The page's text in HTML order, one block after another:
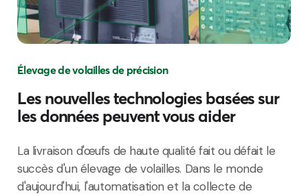
Élevage de volailles de précision
Les nouvelles technologies basées sur
les données peuvent vous aider
La livraison d'œufs de haute qualité faitou défait le
succès d'un élevage devolailles. Dans le monde
d'aujourd'hui, l'automatisationet la collecte de